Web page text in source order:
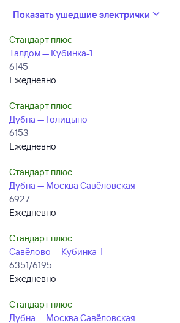
Показать ушедшие электрички
Стандарт плюс
Талдом — Кубинка-1
6145
Ежедневно
Стандарт плюс
Дубна — Голицыно
6153
Ежедневно
Стандарт плюс
Дубна — Москва Савёловская
6927
Ежедневно
Стандарт плюс
Савёлово — Кубинка-1
6351/6195
Ежедневно
Стандарт плюс
Дубна — Москва Савёловская